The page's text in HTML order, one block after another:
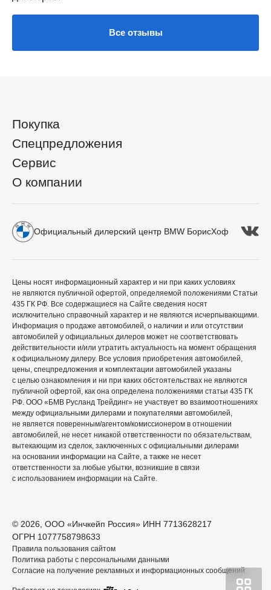
Все отзывы
Покупка
Спецпредложения
Сервис
О компании
Официальный дилерский центр BMW БорисХоф
Цены носят информационный характер и ни при каких условиях
не являются публичной офертой, определяемой положениями Статьи
435 ГК РФ. Все содержащиеся на Сайте сведения носят
исключительно справочный характер и не являются исчерпывающими.
Информация о продаже автомобилей, о наличии и или отсутствии
автомобилей у официальных дилеров может не соответствовать
действительности и/или утратить актуальность на момент обращения
к официальному дилеру. Все условия приобретения автомобилей,
цены, спецпредложения и комплектации автомобилей указаны
с целью ознакомления и ни при каких обстоятельствах не являются
публичной офертой, как она определена положениями статьи 435 ГК
РФ. ООО «БМВ Русланд Трейдинг» не участвует во взаимоотношениях
между официальными дилерами и покупателями автомобилей,
не является поверенным/агентом/комиссионером в отношении
автомобилей, не несет никакой ответственности по обязательствам,
вытекающим из сделок, заключенных с официальными дилерами
на основании информации на Сайте, а также не несет
ответственности за любые убытки, возникшие в связи
с использованием информации на Сайте.
© 2026, ООО «Инчкейп Россия» ИНН 7713628217
ОГРН 1077758798633
Правила пользования сайтом
Политика работы с персональными данными
Согласие на получение рекламных и информационных сообщений